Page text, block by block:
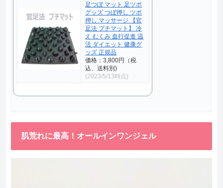
足つぼ マット 足ツボ
グッズ つぼ押し ツボ
押し マッサージ 【官
足法 プチマット】 冷
え むくみ 血行促進 温
活 ダイエット 健康グ
ッズ 正規品
価格：3,800円（税
込、送料別)
(2023/5/13時点)
肌荒れに最高！オールインワンジェル